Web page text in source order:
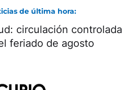
de última hora:
circulación controlada
feriado de agosto